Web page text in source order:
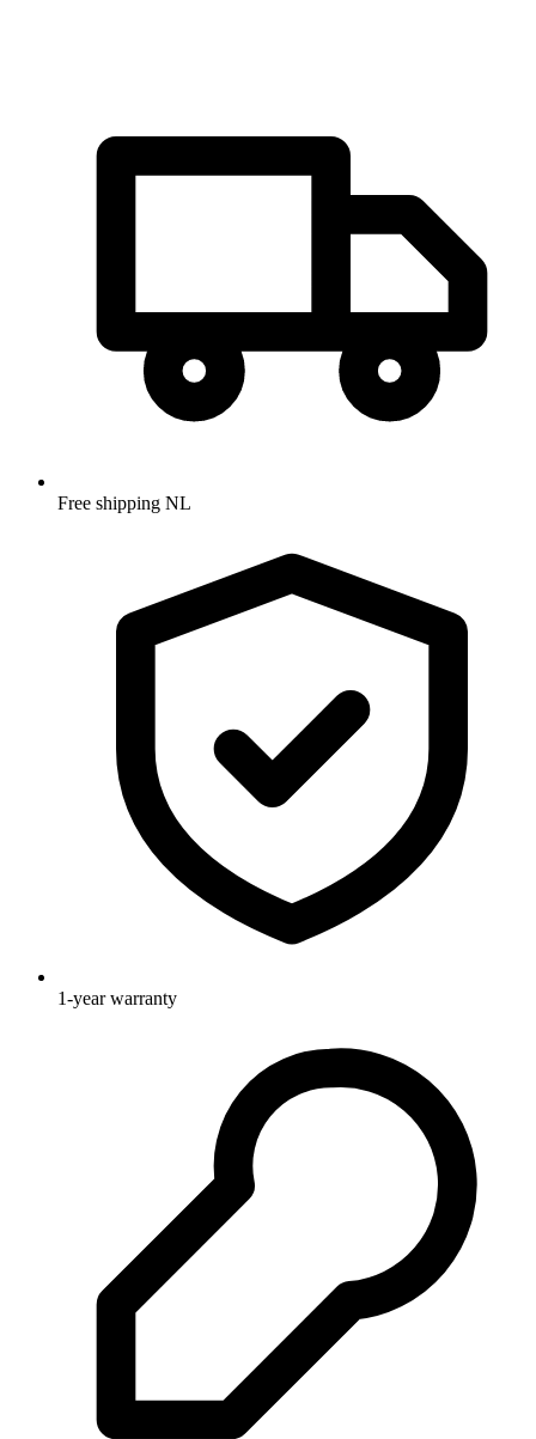
Free shipping NL
1-year warranty